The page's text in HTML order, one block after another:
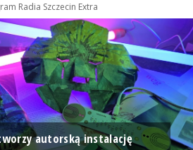
Radia Szczecin Extra
autorską instalację